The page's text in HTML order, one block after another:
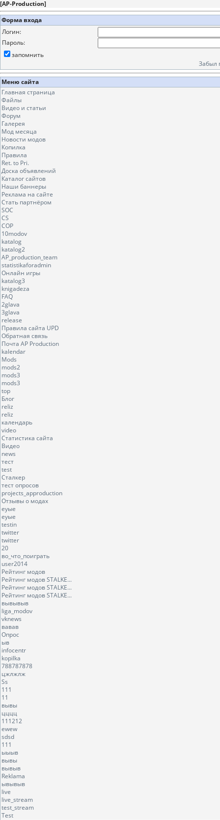
[AP-Production]
Форма входа
Логин:
Пароль:
запомнить
Забыл
Меню сайта
Главная страница
Файлы
Видео и статьи
Форум
Галерея
Мод месяца
Новости модов
Копилка
Правила
Ret. to Pri.
Доска объявлений
Каталог сайтов
Наши баннеры
Реклама на сайте
Стать партнёром
SOC
CS
COP
10modov
katalog
katalog2
AP_production_team
statistikaforadmin
Онлайн игры
katalog3
knigadeza
FAQ
2glava
3glava
release
Правила сайта UPD
Обратная связь
Почта AP Production
kalendar
Mods
mods2
mods3
mods3
top
Блог
reliz
reliz
календарь
video
Статистика сайта
Видео
news
тест
test
Сталкер
тест опросов
projects_approduction
Отзывы о модах
еуые
еуые
testin
twitter
twitter
20
во_что_поиграть
user2014
Рейтинг модов
Рейтинг модов STALKE...
Рейтинг модов STALKE...
Рейтинг модов STALKE...
вывывыв
liga_modov
vknews
вавав
Опрос
ыв
infocentr
kopilka
788787878
цжлжлж
Ss
111
11
вывы
цццц
111212
ewew
sdsd
111
ыыыв
вывы
вывыв
Reklama
ывывыв
live
live_stream
test_stream
Test